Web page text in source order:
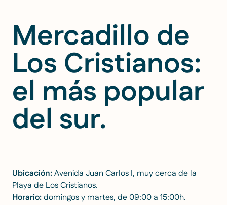
Mercadillo de
Los Cristianos:
el más popular
del sur.
Ubicación:Avenida Juan Carlos I, muy cerca de la
Playa de Los Cristianos.
Horario:domingos y martes, de 09:00 a 15:00h.